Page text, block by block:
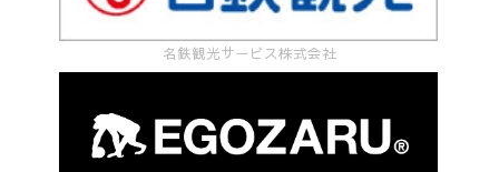
名鉄観光サービス株式会社